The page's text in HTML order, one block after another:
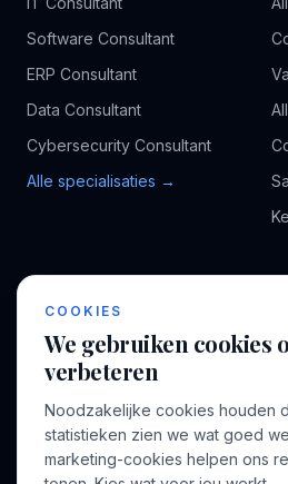
Software Consultant
ERP Consultant
Data Consultant
Cybersecurity Consultant
Alle specialisaties →
BEDRIJF
Bedrijven
Blog
Contact
COOKIES
We gebruiken cookies
verbeteren
Noodzakelijke cookies houden
statistieken zien we wat goed
marketing-cookies helpen ons